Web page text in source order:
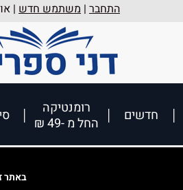
התחבר | משתמש חדש |
חדשים
רומנטיקה
החל מ -49 ₪
באתר